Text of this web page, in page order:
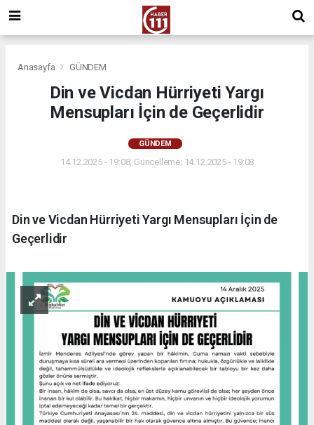
Anasayfa GÜNDEM
Din ve Vicdan Hürriyeti Yargı
Mensupları İçin de Geçerlidir
GÜNDEM
14.12.2025 - 19:08, Güncelleme: 14.12.2025 - 19:08
Din ve Vicdan Hürriyeti Yargı Mensupları İçin de
Geçerlidir